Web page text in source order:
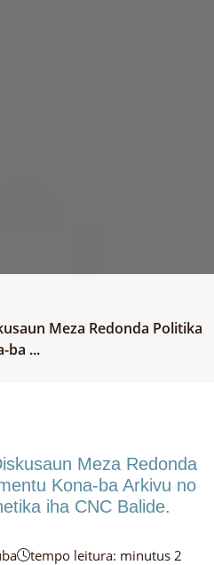
Meza Redonda Politika
ba ...
Meza Redonda
Kona-ba Arkivu no
iha CNC Balide.
tempo leitura: minutus 2